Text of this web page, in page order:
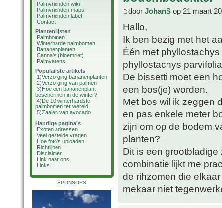
Palmvrienden wiki
Palmvrienden maps
Palmvrienden label
Contact
Plantenlijsten
Palmbomen
Winterharde palmbomen
Bananenplanten
Canna's (bloemriet)
Palmvarens
Populairste artikels
1)Verzorging bananenplanten
2)Verzorging van palmen
3)Hoe een bananenplant
beschermen in de winter?
4)De 10 winterhardste
palmbomen ter wereld
5)Zaaien van avocado
Handige pagina's
Exoten adressen
Veel gestelde vragen
Hoe foto's uploaden
Richtlijnen
Disclaimer
Link naar ons
Links
SPONSORS
door JohanS op 21 maart
Hallo,
Ik ben bezig met het
Één met
phyllostachys
De bissetti moet een
een bos(je) worden.
Met bos wil ik zeggen
en pas enkele meter
zijn om op de bodem
planten?
Dit is een
combinatie lijkt me
de rihzomen die
mekaar niet